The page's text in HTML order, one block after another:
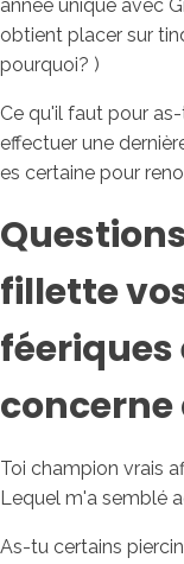
année unique avec
obtient placer sur
pourquoi? )
Ce qu'il faut pour
effectuer une
es certaine pour
fillette
féeriques
Toi champion vrais
Lequel m'a semblé
As-tu certains